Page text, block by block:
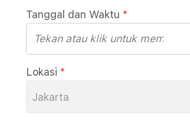
Tanggal dan Waktu *
Lokasi *
Jakarta